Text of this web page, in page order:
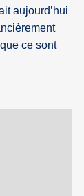
aujourd’hui
ce sont